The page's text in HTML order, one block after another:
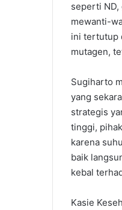
seperti ND,
mewanti-
ini tertutup
mutagen,
Sugiharto
yang
strategis
tinggi,
karena
baik
kebal
Kasie